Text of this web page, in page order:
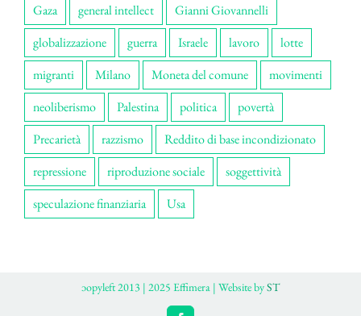
Gaza
general intellect
Gianni Giovannelli
globalizzazione
guerra Israele lavoro
lotte
migranti
Milano Moneta del comune
movimenti
neoliberismo
Palestina politica
povertà
Precarietà
razzismo
Reddito di base incondizionato
repressione
riproduzione sociale
soggettività
speculazione finanziaria
Usa
ɔopyleft 2013 | 2025 Effimera | Website byST